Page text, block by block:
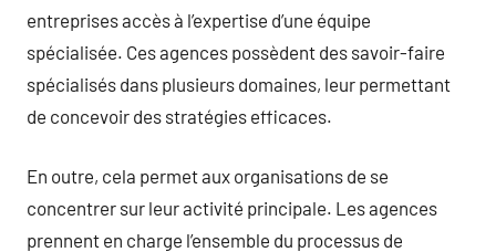
entreprises accès à l’expertise d’une équipe
spécialisée. Ces agences possèdent des savoir-faire
spécialisés dans plusieurs domaines, leur permettant
de concevoir des stratégies efficaces.
En outre, cela permet aux organisations de se
concentrer sur leur activité principale. Les agences
prennent en charge l’ensemble du processus de